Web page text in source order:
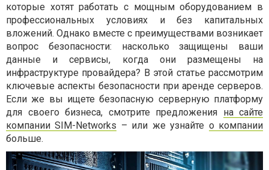
которые хотят работать с мощным оборудованием в
профессиональных условиях и без капитальных
вложений. Однако вместе с преимуществами возникает
вопрос безопасности: насколько защищены ваши
данные и сервисы, когда они размещены на
инфраструктуре провайдера? В этой статье рассмотрим
ключевые аспекты безопасности при аренде серверов.
Если же вы ищете безопасную серверную платформу
для своего бизнеса, смотрите предложения на сайте
компании SIM-Networks – или же узнайте о компании
больше.